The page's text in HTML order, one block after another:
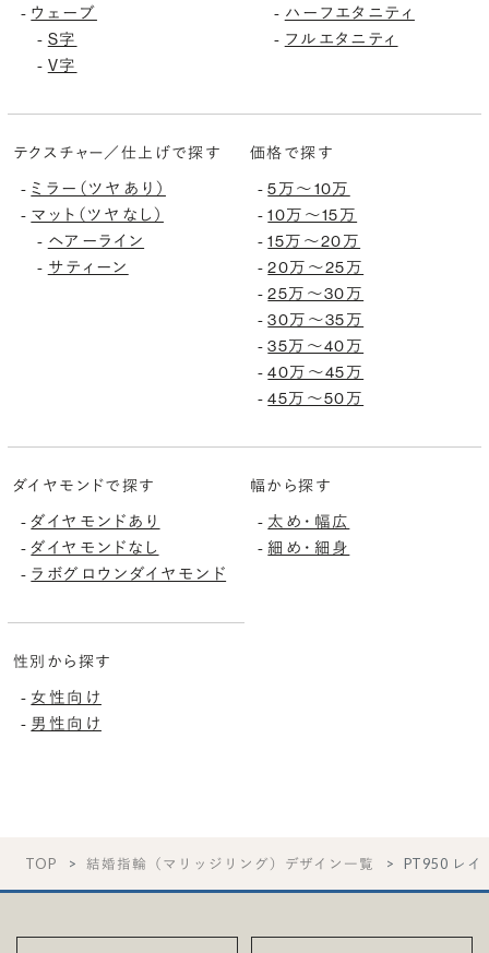
- ウェーブ
- S字
- V字
- ハーフエタニティ
- フルエタニティ
テクスチャー／仕上げで探す
- ミラー（ツヤあり）
- マット（ツヤなし）
- ヘアーライン
- サティーン
価格で探す
-5万〜10万
-10万〜15万
-15万〜20万
-20万〜25万
-25万〜30万
-30万〜35万
-35万〜40万
-40万〜45万
-45万〜50万
ダイヤモンドで探す
-ダイヤモンドあり
-ダイヤモンドなし
- ラボグロウンダイヤモンド
幅から探す
- 太め・幅広
-細め・細身
性別から探す
- 女性向け
- 男性向け
TOP 結婚指輪（マリッジリング）デザイン一覧 PT950 レ